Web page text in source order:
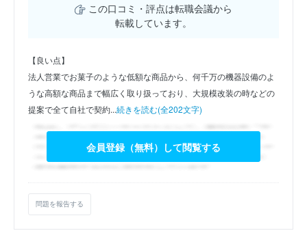
この口コミ・評点は転職会議から
転載しています。
【良い点】
法人営業でお菓子のような低額な商品から、何千万の機器設備のよ
うな高額な商品まで幅広く取り扱っており、大規模改装の時などの
提案で全て自社で契約...続きを読む(全202文字)
会員登録（無料）して閲覧する
問題を報告する